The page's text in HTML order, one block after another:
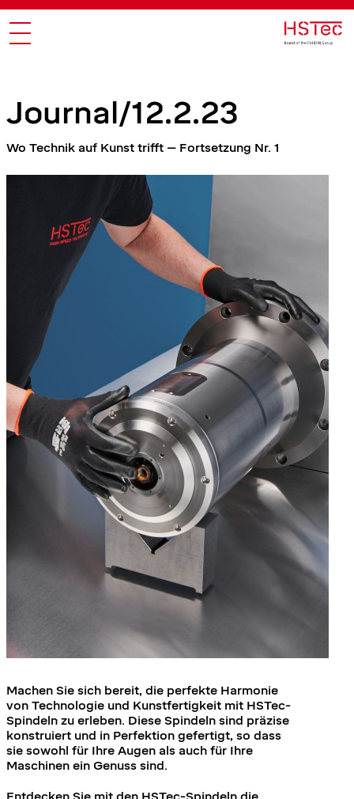
Journal/12.2.23
Wo Technik auf Kunst trifft – Fortsetzung Nr. 1
Machen Sie sich bereit, die perfekte Harmonie
von Technologie und Kunstfertigkeit mit HSTec-
Spindeln zu erleben. Diese Spindeln sind präzise
konstruiert und in Perfektion gefertigt, so dass
sie sowohl für Ihre Augen als auch für Ihre
Maschinen ein Genuss sind.